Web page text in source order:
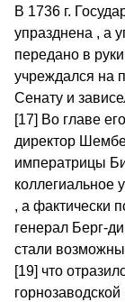
В 1736 г.
упразднена , а
передано в
учреждался на
Сенату и
[17] Во главе
директор
императрицы
коллегиальное
, а фактически
генерал Берг-
стали
[19] что